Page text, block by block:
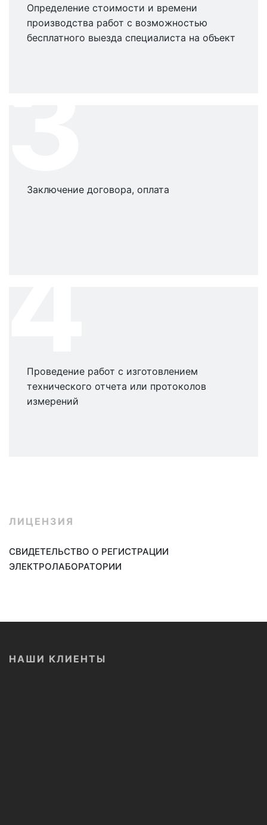
Определение стоимости и времени
производства работ с возможностью
бесплатного выезда специалиста на объект
Заключение договора, оплата
Проведение работ с изготовлением
технического отчета или протоколов
измерений
ЛИЦЕНЗИЯ
СВИДЕТЕЛЬСТВО О РЕГИСТРАЦИИ
ЭЛЕКТРОЛАБОРАТОРИИ
НАШИ КЛИЕНТЫ